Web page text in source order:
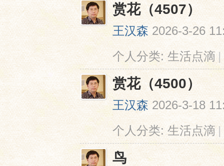
赏花（4507）
王汉森 2026-3-26
个人分类: 生活点滴 |
赏花（4500）
王汉森 2026-3-18
个人分类: 生活点滴 |
鸟